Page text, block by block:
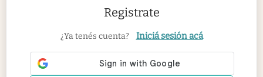
Registrate
¿Ya tenés cuenta? Iniciá sesión acá